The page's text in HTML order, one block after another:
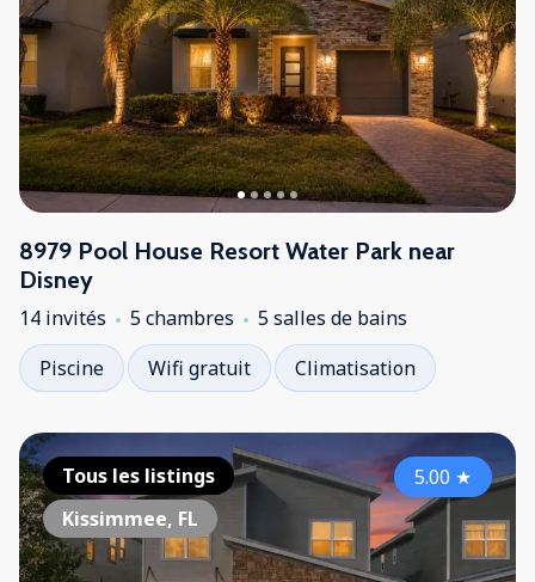
8979 Pool House Resort Water Park near
Disney
14 invités 5 chambres
5 salles de bains
Piscine
Wifi gratuit Climatisation
Tous les listings
Kissimmee, FL
5.00 ★